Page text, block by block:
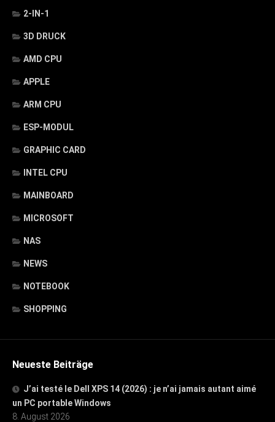
2-IN-1
3D DRUCK
AMD CPU
APPLE
ARM CPU
ESP-MODUL
GRAPHIC CARD
INTEL CPU
MAINBOARD
MICROSOFT
NAS
NEWS
NOTEBOOK
SHOPPING
Neueste Beiträge
J’ai testé le Dell XPS 14 (2026) : je n’ai jamais autant aimé
un PC portable Windows
8. August 2026